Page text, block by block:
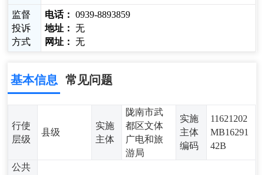
监督
投诉
方式
电话： 0939-8893859
地址： 无
网址： 无
基本信息 常见问题
行使
层级
县级
实施
主体
陇南市武
都区文体
广电和旅
游局
实施
主体
编码
11621202
MB16291
42B
公共